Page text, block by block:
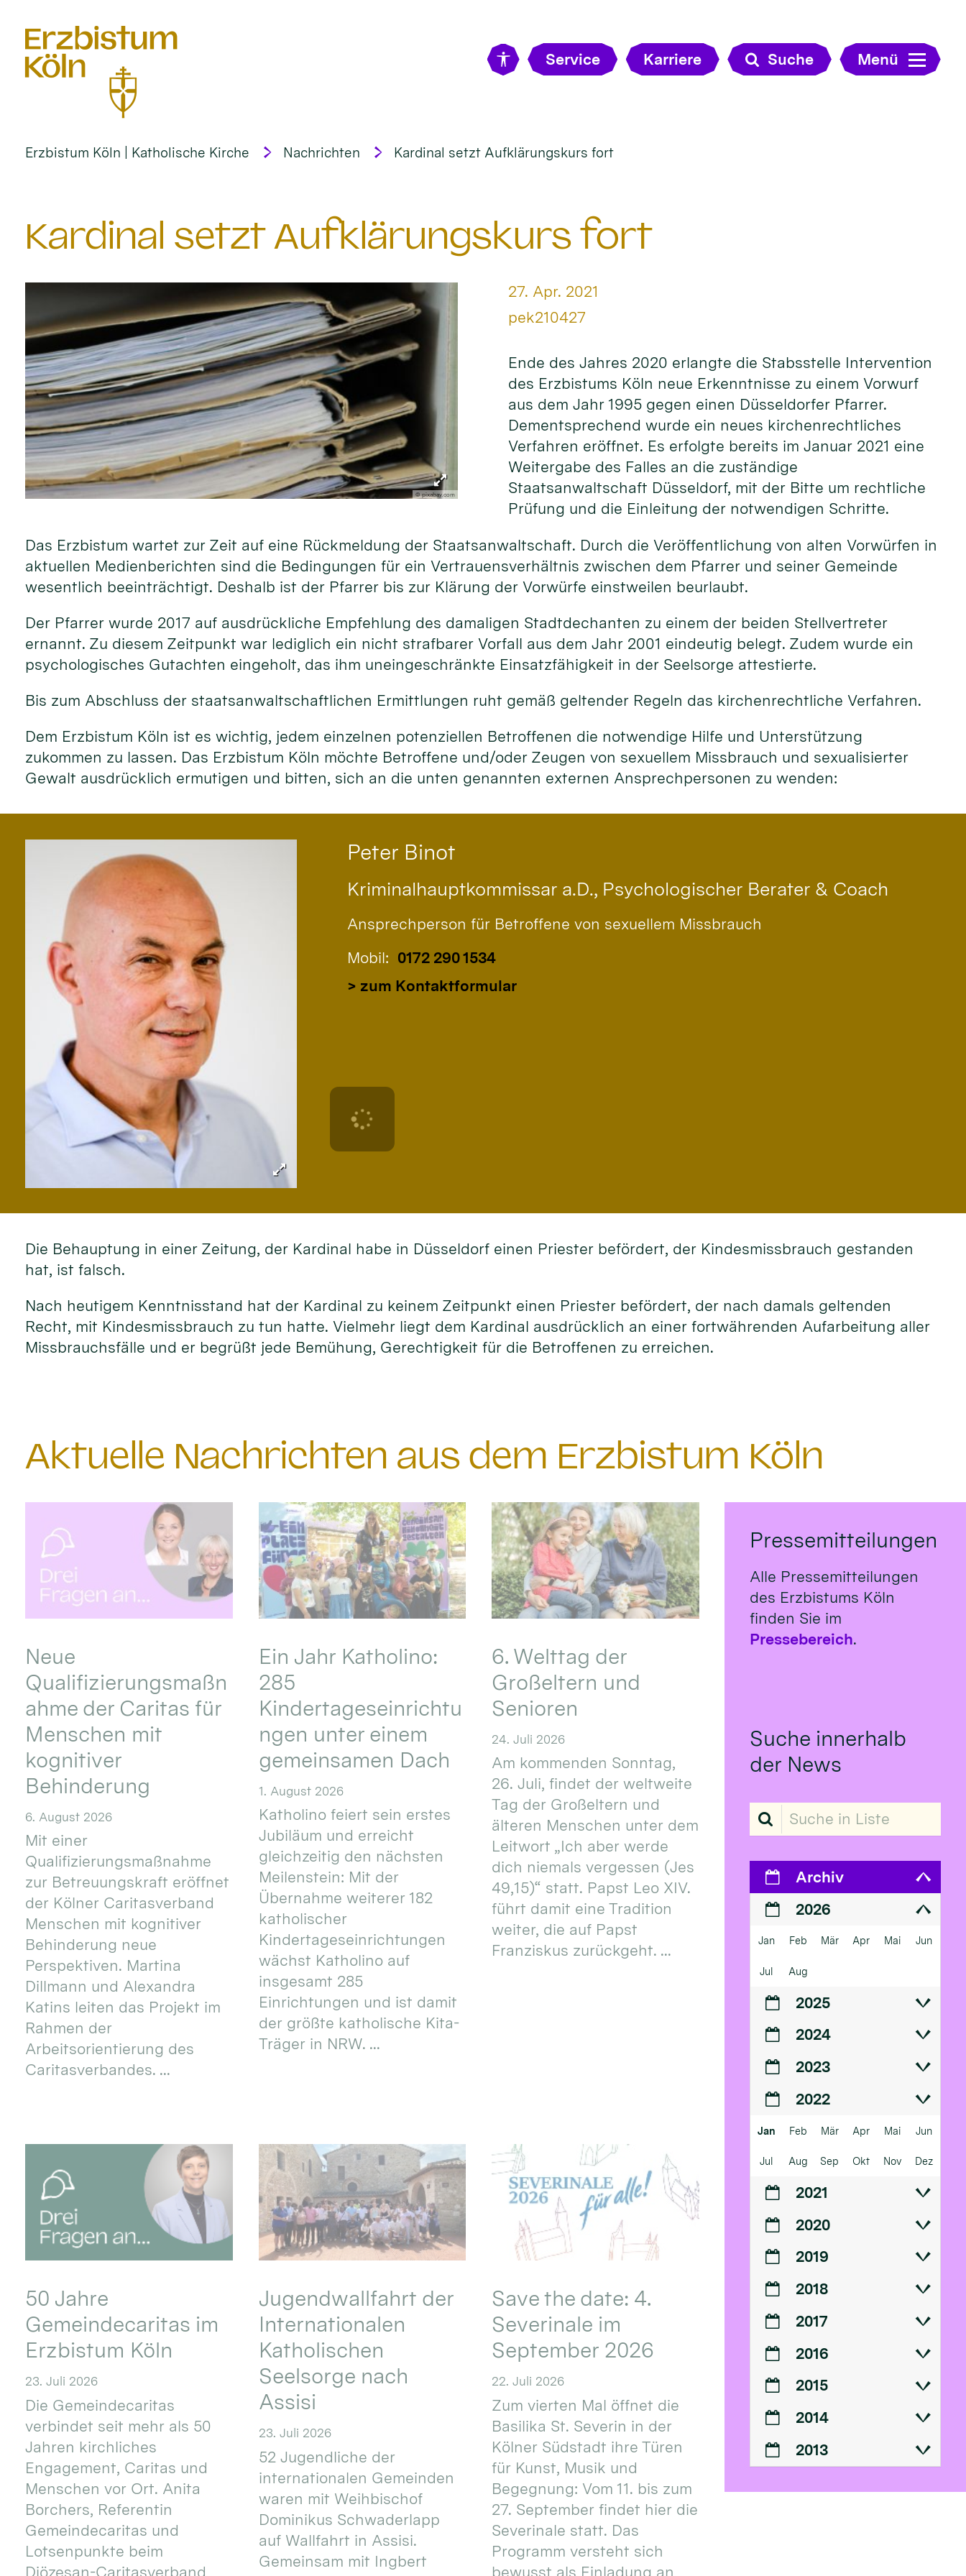
Service Karriere Suche Menü
Erzbistum Köln | Katholische Kirche Nachrichten Kardinal setzt Aufklärungskurs fort
Kardinal setzt Aufklärungskurs fort
© pixabay.com
Datum:
27. Apr. 2021
Von:
pek210427
Ende des Jahres 2020 erlangte die Stabsstelle Intervention
des Erzbistums Köln neue Erkenntnisse zu einem Vorwurf
aus dem Jahr 1995 gegen einen Düsseldorfer Pfarrer.
Dementsprechend wurde ein neues kirchenrechtliches
Verfahren eröffnet. Es erfolgte bereits im Januar 2021 eine
Weitergabe des Falles an die zuständige
Staatsanwaltschaft Düsseldorf, mit der Bitte um rechtliche
Prüfung und die Einleitung der notwendigen Schritte.
Das Erzbistum wartet zur Zeit auf eine Rückmeldung der Staatsanwaltschaft. Durch die Veröffentlichung von alten Vorwürfen in
aktuellen Medienberichten sind die Bedingungen für ein Vertrauensverhältnis zwischen dem Pfarrer und seiner Gemeinde
wesentlich beeinträchtigt. Deshalb ist der Pfarrer bis zur Klärung der Vorwürfe einstweilen beurlaubt.
Der Pfarrer wurde 2017 auf ausdrückliche Empfehlung des damaligen Stadtdechanten zu einem der beiden Stellvertreter
ernannt. Zu diesem Zeitpunkt war lediglich ein nicht strafbarer Vorfall aus dem Jahr 2001 eindeutig belegt. Zudem wurde ein
psychologisches Gutachten eingeholt, das ihm uneingeschränkte Einsatzfähigkeit in der Seelsorge attestierte.
Bis zum Abschluss der staatsanwaltschaftlichen Ermittlungen ruht gemäß geltender Regeln das kirchenrechtliche Verfahren.
Dem Erzbistum Köln ist es wichtig, jedem einzelnen potenziellen Betroffenen die notwendige Hilfe und Unterstützung
zukommen zu lassen. Das Erzbistum Köln möchte Betroffene und/oder Zeugen von sexuellem Missbrauch und sexualisierter
Gewalt ausdrücklich ermutigen und bitten, sich an die unten genannten externen Ansprechpersonen zu wenden:
Peter Binot
Kriminalhauptkommissar a.D., Psychologischer Berater & Coach
Ansprechperson für Betroffene von sexuellem Missbrauch
Mobil: 0172 290 1534
> zum Kontaktformular
Die Behauptung in einer Zeitung, der Kardinal habe in Düsseldorf einen Priester befördert, der Kindesmissbrauch gestanden
hat, ist falsch.
Nach heutigem Kenntnisstand hat der Kardinal zu keinem Zeitpunkt einen Priester befördert, der nach damals geltenden
Recht, mit Kindesmissbrauch zu tun hatte. Vielmehr liegt dem Kardinal ausdrücklich an einer fortwährenden Aufarbeitung aller
Missbrauchsfälle und er begrüßt jede Bemühung, Gerechtigkeit für die Betroffenen zu erreichen.
Aktuelle Nachrichten aus dem Erzbistum Köln
Neue
Qualifizierungsmaßn
ahme der Caritas für
Menschen mit
kognitiver
Behinderung
6. August 2026
Mit einer
Qualifizierungsmaßnahme
zur Betreuungskraft eröffnet
der Kölner Caritasverband
Menschen mit kognitiver
Behinderung neue
Perspektiven. Martina
Dillmann und Alexandra
Katins leiten das Projekt im
Rahmen der
Arbeitsorientierung des
Caritasverbandes. ...
Ein Jahr Katholino:
285
Kindertageseinrichtu
ngen unter einem
gemeinsamen Dach
1. August 2026
Katholino feiert sein erstes
Jubiläum und erreicht
gleichzeitig den nächsten
Meilenstein: Mit der
Übernahme weiterer 182
katholischer
Kindertageseinrichtungen
wächst Katholino auf
insgesamt 285
Einrichtungen und ist damit
der größte katholische Kita-
Träger in NRW. ...
6. Welttag der
Großeltern und
Senioren
24. Juli 2026
Am kommenden Sonntag,
26. Juli, findet der weltweite
Tag der Großeltern und
älteren Menschen unter dem
Leitwort „Ich aber werde
dich niemals vergessen (Jes
49,15)“ statt. Papst Leo XIV.
führt damit eine Tradition
weiter, die auf Papst
Franziskus zurückgeht. ...
50 Jahre
Gemeindecaritas im
Erzbistum Köln
23. Juli 2026
Die Gemeindecaritas
verbindet seit mehr als 50
Jahren kirchliches
Engagement, Caritas und
Menschen vor Ort. Anita
Borchers, Referentin
Gemeindecaritas und
Lotsenpunkte beim
Diözesan-Caritasverband
Jugendwallfahrt der
Internationalen
Katholischen
Seelsorge nach
Assisi
23. Juli 2026
52 Jugendliche der
internationalen Gemeinden
waren mit Weihbischof
Dominikus Schwaderlapp
auf Wallfahrt in Assisi.
Gemeinsam mit Ingbert
Save the date: 4.
Severinale im
September 2026
22. Juli 2026
Zum vierten Mal öffnet die
Basilika St. Severin in der
Kölner Südstadt ihre Türen
für Kunst, Musik und
Begegnung: Vom 11. bis zum
27. September findet hier die
Severinale statt. Das
Programm versteht sich
bewusst als Einladung an
Pressemitteilungen
Alle Pressemitteilungen
des Erzbistums Köln
finden Sie im
Pressebereich.
Suche innerhalb
der News
Suche in Liste
Archiv
2026
Jan Feb Mär Apr Mai Jun
Jul Aug
2025
2024
2023
2022
Jan Feb Mär Apr Mai Jun
Jul Aug Sep Okt Nov Dez
2021
2020
2019
2018
2017
2016
2015
2014
2013